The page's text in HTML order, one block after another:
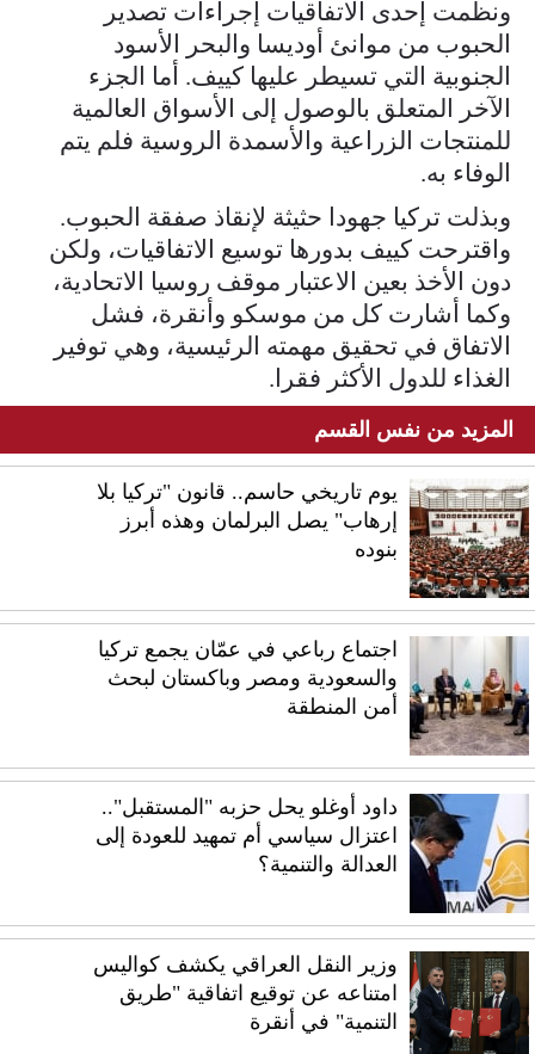
ونظمت إحدى الاتفاقيات إجراءات تصدير
الحبوب من موانئ أوديسا والبحر الأسود
الجنوبية التي تسيطر عليها كييف. أما الجزء
الآخر المتعلق بالوصول إلى الأسواق العالمية
للمنتجات الزراعية والأسمدة الروسية فلم يتم
الوفاء به.
وبذلت تركيا جهودا حثيثة لإنقاذ صفقة الحبوب.
واقترحت كييف بدورها توسيع الاتفاقيات، ولكن
دون الأخذ بعين الاعتبار موقف روسيا الاتحادية،
وكما أشارت كل من موسكو وأنقرة، فشل
الاتفاق في تحقيق مهمته الرئيسية، وهي توفير
الغذاء للدول الأكثر فقرا.
المزيد من نفس القسم
يوم تاريخي حاسم.. قانون "تركيا بلا
إرهاب" يصل البرلمان وهذه أبرز
بنوده
اجتماع رباعي في عمّان يجمع تركيا
والسعودية ومصر وباكستان لبحث
أمن المنطقة
داود أوغلو يحل حزبه "المستقبل"..
اعتزال سياسي أم تمهيد للعودة إلى
العدالة والتنمية؟
وزير النقل العراقي يكشف كواليس
امتناعه عن توقيع اتفاقية "طريق
التنمية" في أنقرة